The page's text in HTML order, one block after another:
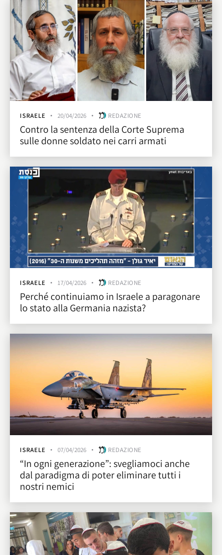
ISRAELE 20/04/2026 REDAZIONE
Contro la sentenza della Corte Suprema
sulle donne soldato nei carri armati
ISRAELE 17/04/2026 REDAZIONE
Perché continuiamo in Israele a paragonare
lo stato alla Germania nazista?
ISRAELE 07/04/2026 REDAZIONE
“In ogni generazione”: svegliamoci anche
dal paradigma di poter eliminare tutti i
nostri nemici